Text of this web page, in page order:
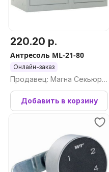
220.20 р.
Антресоль ML-21-80
Онлайн-заказ
Продавец: Магна Секьюри
ти ООО
Добавить в корзину